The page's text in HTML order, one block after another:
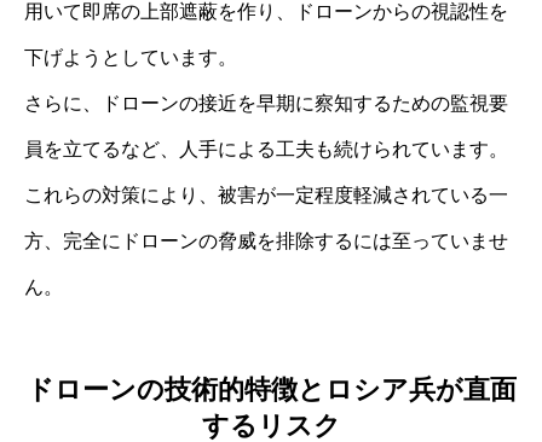
用いて即席の上部遮蔽を作り、ドローンからの視認性を
下げようとしています。
さらに、ドローンの接近を早期に察知するための監視要
員を立てるなど、人手による工夫も続けられています。
これらの対策により、被害が一定程度軽減されている一
方、完全にドローンの脅威を排除するには至っていませ
ん。
ドローンの技術的特徴とロシア兵が直面
するリスク